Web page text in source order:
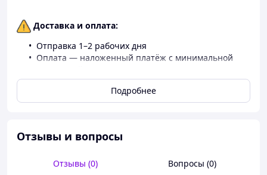
Доставка и оплата:
Отправка 1–2 рабочих дня
Оплата — наложенный платёж с минимальной
Доставка на магазины Rozetka —
исключительно при полной онлайн-оплате
Отличный вариант подарка на любой случай!
Преимущества:
Подробнее
Отзывы и вопросы
Отзывы (0) Вопросы (0)